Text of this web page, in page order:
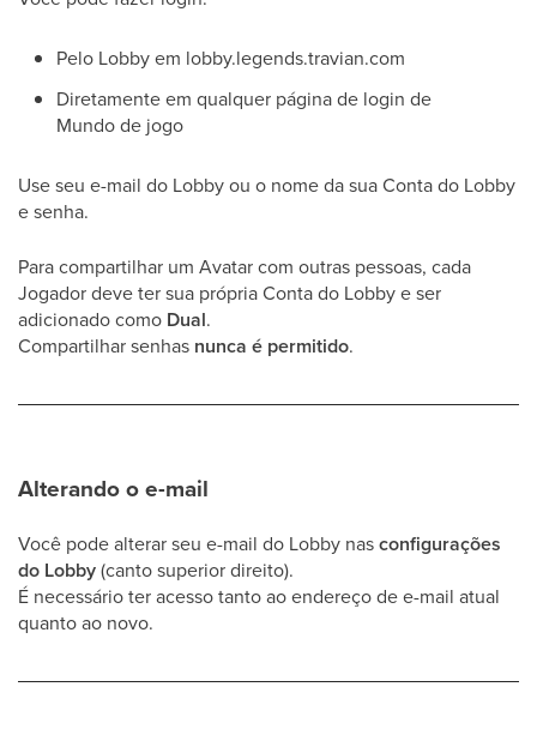
Pelo Lobby em lobby.legends.travian.com
Diretamente em qualquer página de login de
Mundo de jogo
Use seu e-mail do Lobby ou o nome da sua Conta do Lobby
e senha.
Para compartilhar um Avatar com outras pessoas, cada
Jogador deve ter sua própria Conta do Lobby e ser
adicionado como Dual.
Compartilhar senhas nunca é permitido.
Alterando o e-mail
Você pode alterar seu e-mail do Lobby nasconfigurações
do Lobby(canto superior direito).
É necessário ter acesso tanto ao endereço de e-mail atual
quanto ao novo.